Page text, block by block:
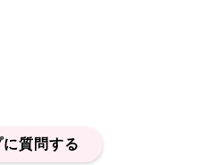
質問する